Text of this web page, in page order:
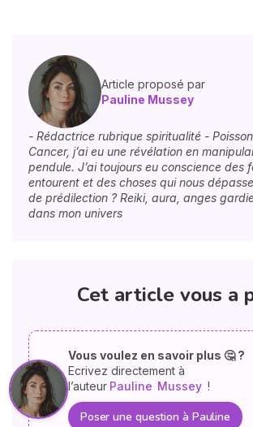
Article proposé par
Pauline Mussey
- Rédactrice rubrique spiritualité -
Cancer, j’ai eu une révélation en
pendule. J’ai toujours eu conscience des
entourent et des choses qui nous
de prédilection ? Reiki, aura, anges
dans mon univers
Cet article vous a
Vous voulez en savoir plus 🤔 ?
Ecrivez directement à
l’auteur Pauline Mussey !
Poser une question à Pauline